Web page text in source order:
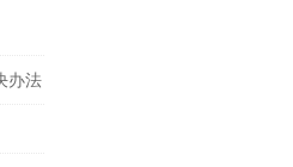
办法